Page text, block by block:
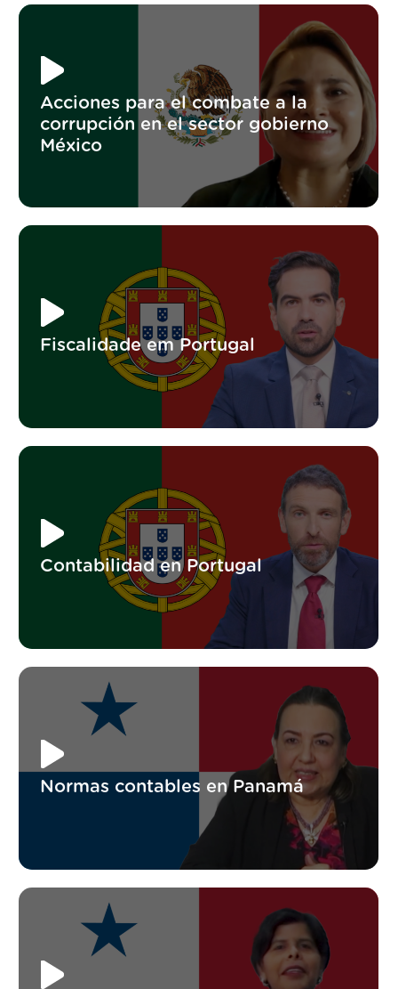
Acciones para el combate a la
corrupción en el sector gobierno
México
Fiscalidade em Portugal
Contabilidad en Portugal
Normas contables en Panamá